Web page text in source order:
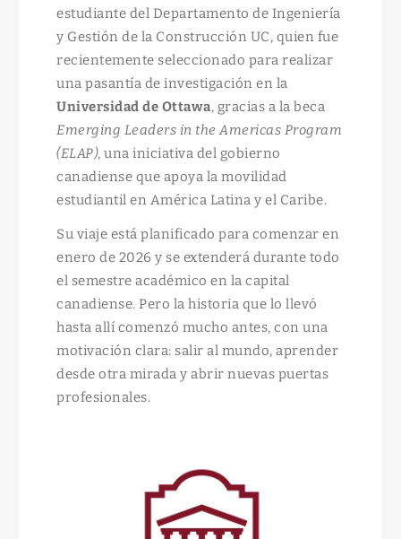
estudiante del Departamento de Ingeniería
y Gestión de la Construcción UC, quien fue
recientemente seleccionado para realizar
una pasantía de investigación en la
Universidad de Ottawa, gracias a la beca
Emerging Leaders in the Americas Program
(ELAP), una iniciativa del gobierno
canadiense que apoya la movilidad
estudiantil en América Latina y el Caribe.
Su viaje está planificado para comenzar en
enero de 2026 y se extenderá durante todo
el semestre académico en la capital
canadiense. Pero la historia que lo llevó
hasta allí comenzó mucho antes, con una
motivación clara: salir al mundo, aprender
desde otra mirada y abrir nuevas puertas
profesionales.